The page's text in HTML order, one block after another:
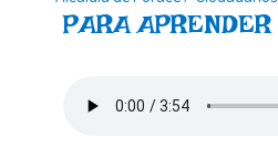
​​PARA APRENDER